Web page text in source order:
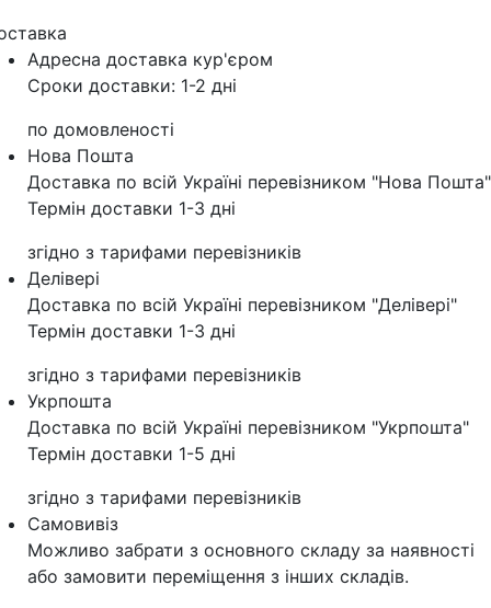
Адресна доставка кур'‎єром
Сроки доставки: 1-2 дні
по домовленості
Нова Пошта
Доставка по всій Україні перевізником "Нова Пошта"
Термін доставки 1-3 дні
згідно з тарифами перевізників
Делівері
Доставка по всій Україні перевізником "Делівері"
Термін доставки 1-3 дні
згідно з тарифами перевізників
Укрпошта
Доставка по всій Україні перевізником "Укрпошта"
Термін доставки 1-5 дні
згідно з тарифами перевізників
Самовивіз
Можливо забрати з основного складу за наявності
або замовити переміщення з інших складів.